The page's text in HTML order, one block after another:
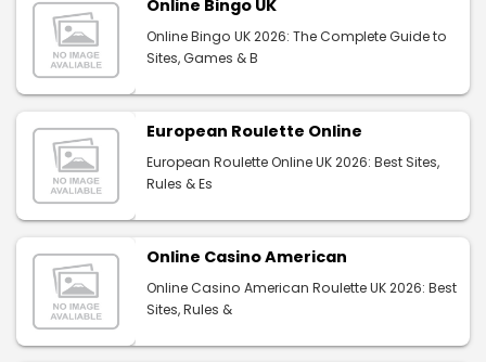
Online Bingo UK
Online Bingo UK 2026: The Complete Guide to
Sites, Games & B
European Roulette Online
European Roulette Online UK 2026: Best Sites,
Rules & Es
Online Casino American
Online Casino American Roulette UK 2026: Best
Sites, Rules &